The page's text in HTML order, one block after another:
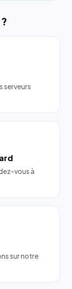
serveurs
vous à
sur notre